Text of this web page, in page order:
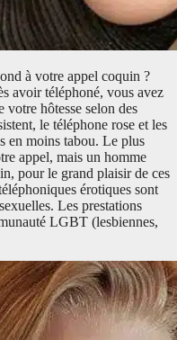
à votre appel coquin ?
avoir téléphoné, vous avez
hôtesse selon des
le téléphone rose et les
en moins tabou. Le plus
appel, mais un homme
pour le grand plaisir de ces
érotiques sont
Les prestations
LGBT (lesbiennes,